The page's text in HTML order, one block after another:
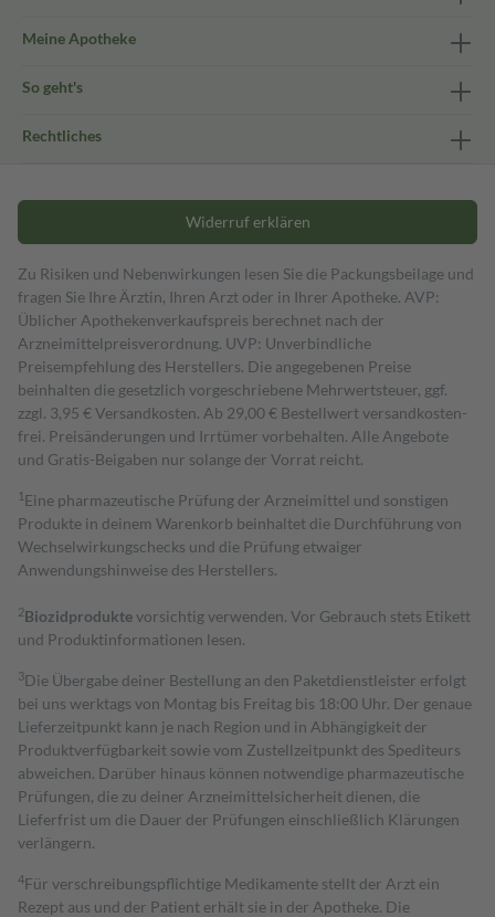
Meine Apotheke
So geht's
Rechtliches
Widerruf erklären
Zu Risiken und Nebenwirkungen lesen Sie die Packungsbeilage und
fragen Sie Ihre Ärztin, Ihren Arzt oder in Ihrer Apotheke. AVP:
Üblicher Apothekenverkaufspreis berechnet nach der
Arzneimittelpreisverordnung. UVP: Unverbindliche
Preisempfehlung des Herstellers. Die angegebenen Preise
beinhalten die gesetzlich vorgeschriebene Mehrwertsteuer, ggf.
zzgl. 3,95 € Versandkosten. Ab 29,00 € Bestell­wert versand­kosten­
frei. Preisänderungen und Irrtümer vorbehalten. Alle Angebote
und Gratis-Beigaben nur solange der Vorrat reicht.
1 Eine pharmazeutische Prüfung der Arzneimittel und sonstigen
Produkte in deinem Warenkorb beinhaltet die Durchführung von
Wechselwirkungschecks und die Prüfung etwaiger
Anwendungshinweise des Herstellers.
2Biozidproduktevorsichtig verwenden. Vor Gebrauch stets Etikett
und Produktinformationen lesen.
3Die Übergabe deiner Bestellung an den Paketdienstleister erfolgt
bei uns werktags von Montag bis Freitag bis 18:00 Uhr. Der genaue
Lieferzeitpunkt kann je nach Region und in Abhängigkeit der
Produktverfügbarkeit sowie vom Zustellzeitpunkt des Spediteurs
abweichen. Darüber hinaus können notwendige pharmazeutische
Prüfungen, die zu deiner Arzneimittelsicherheit dienen, die
Lieferfrist um die Dauer der Prüfungen einschließlich Klärungen
verlängern.
4Für verschreibungspflichtige Medikamente stellt der Arzt ein
Rezept aus und der Patient erhält sie in der Apotheke. Die